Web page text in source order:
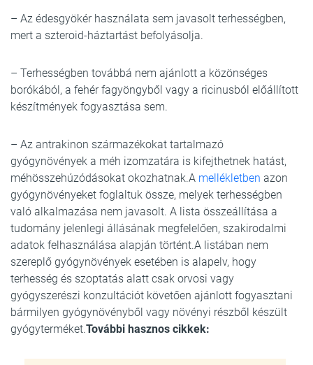
– Az édesgyökér használata sem javasolt terhességben,
mert a szteroid-háztartást befolyásolja.
– Terhességben továbbá nem ajánlott a közönséges
borókából, a fehér fagyöngyből vagy a ricinusból előállított
készítmények fogyasztása sem.
– Az antrakinon származékokat tartalmazó
gyógynövények a méh izomzatára is kifejthetnek hatást,
méhösszehúzódásokat okozhatnak.A mellékletben azon
gyógynövényeket foglaltuk össze, melyek terhességben
való alkalmazása nem javasolt. A lista összeállítása a
tudomány jelenlegi állásának megfelelően, szakirodalmi
adatok felhasználása alapján történt.A listában nem
szereplő gyógynövények esetében is alapelv, hogy
terhesség és szoptatás alatt csak orvosi vagy
gyógyszerészi konzultációt követően ajánlott fogyasztani
bármilyen gyógynövényből vagy növényi részből készült
gyógyterméket.További hasznos cikkek: